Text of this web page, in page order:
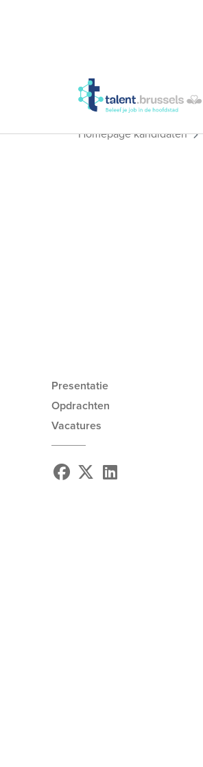
Homepage kandidaten
Presentatie
Opdrachten
Vacatures